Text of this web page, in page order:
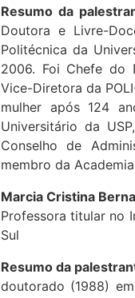
Resumo da
Doutora e Livre-
Politécnica da
2006. Foi Chefe do
Vice-Diretora da
mulher após 124
Universitário da
Conselho de
membro da
Marcia Cristina
Professora titular no
Sul
Resumo da
doutorado (1988)